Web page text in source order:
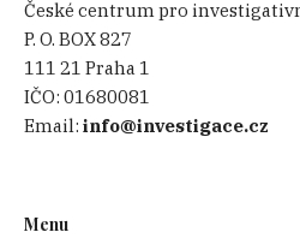
České centrum pro
P. O. BOX 827
111 21 Praha 1
IČO:01680081
Email:info@investigace.cz
Menu